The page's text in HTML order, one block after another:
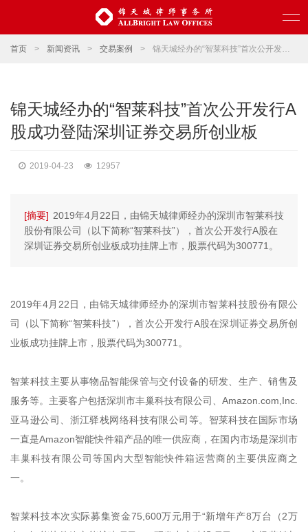
首页 > 新闻资讯 > 交易案例 > 锦天城经办的“智莱科技”首次公开发行A股成功登陆深圳证券交易所创业板
锦天城经办的“智莱科技”首次公开发行A
股成功登陆深圳证券交易所创业板
2019-04-23 12957
[摘要] 2019年4月22日，由锦天城律师经办的深圳市智莱科技
股份有限公司（以下简称“智莱科技”），首次公开发行A股在
深圳证券交易所创业板成功挂牌上市，股票代码为300771。
2019年4月22日，由锦天城律师经办的深圳市智莱科技股份有限公
司（以下简称“智莱科技”），首次公开发行A股在深圳证券交易所创
业板成功挂牌上市，股票代码为300771。
智莱科技主要从事物品智能保管与交付设备的研发、生产、销售及
服务等。主要客户包括深圳市丰巢科技有限公司、Amazon.com,Inc.
亚马逊公司、浙江驿栈网络科技有限公司等。智莱科技在国际市场
一直是Amazon智能快件箱产品的唯一供应商，在国内市场是深圳市
丰巢科技有限公司等国内大型智能快件箱运营商的主要供应商之
一。
智莱科技本次实际募集资金75,600万元用于“新增年产8万台（2万